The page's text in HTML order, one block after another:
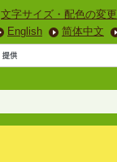
文字サイズ・配色の変更
English
简体中文